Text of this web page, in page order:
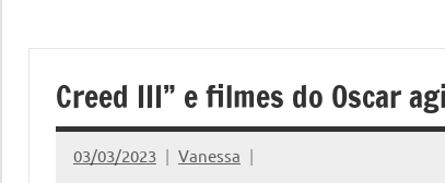
Creed III” e filmes do Oscar
03/03/2023 Vanessa